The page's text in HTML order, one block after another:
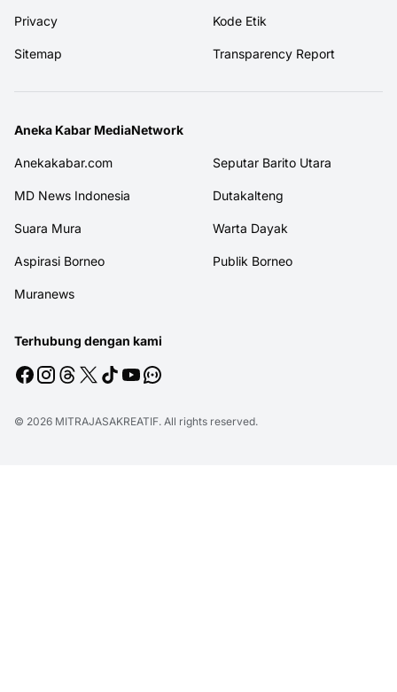
Privacy Kode Etik
Sitemap Transparency Report
Aneka Kabar MediaNetwork
Anekakabar.com Seputar Barito Utara
MD News Indonesia Dutakalteng
Suara Mura Warta Dayak
Aspirasi Borneo Publik Borneo
Muranews
Terhubung dengan kami
© 2026 MITRAJASAKREATIF. All rights reserved.